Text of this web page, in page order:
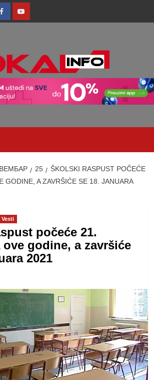
FacebookYoutube
25
ŠKOLSKI RASPUST POČEĆE
GODINE, A ZAVRŠIĆE SE 18. JANUARA
Vesti
počeće 21.
ove godine, a završiće
2021